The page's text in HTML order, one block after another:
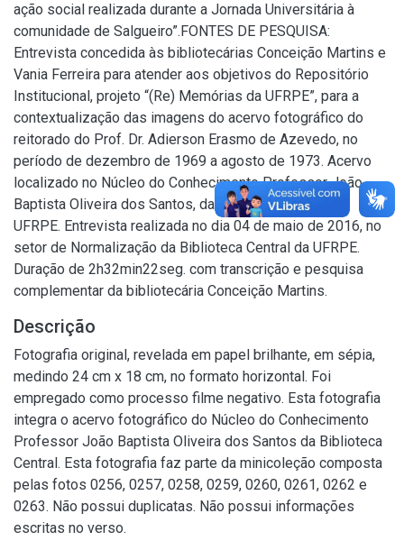
ação social realizada durante a Jornada Universitária à
comunidade de Salgueiro”.FONTES DE PESQUISA:
Entrevista concedida às bibliotecárias Conceição Martins e
Vania Ferreira para atender aos objetivos do Repositório
Institucional, projeto “(Re) Memórias da UFRPE”, para a
contextualização das imagens do acervo fotográfico do
reitorado do Prof. Dr. Adierson Erasmo de Azevedo, no
período de dezembro de 1969 a agosto de 1973. Acervo
localizado no Núcleo do Conhecimento Professor João
Baptista Oliveira dos Santos, da Biblioteca Central da
UFRPE. Entrevista realizada no dia 04 de maio de 2016, no
setor de Normalização da Biblioteca Central da UFRPE.
Duração de 2h32min22seg. com transcrição e pesquisa
complementar da bibliotecária Conceição Martins.
Descrição
Fotografia original, revelada em papel brilhante, em sépia,
medindo 24 cm x 18 cm, no formato horizontal. Foi
empregado como processo filme negativo. Esta fotografia
integra o acervo fotográfico do Núcleo do Conhecimento
Professor João Baptista Oliveira dos Santos da Biblioteca
Central. Esta fotografia faz parte da minicoleção composta
pelas fotos 0256, 0257, 0258, 0259, 0260, 0261, 0262 e
0263. Não possui duplicatas. Não possui informações
escritas no verso.